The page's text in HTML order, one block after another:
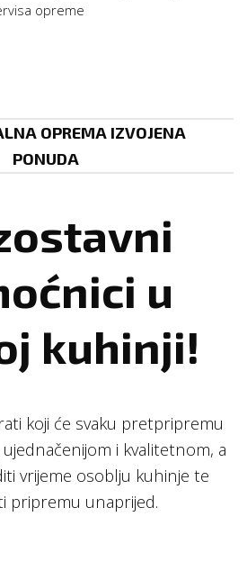
opreme
OPREMA IZVOJENA
PONUDA
u
kuhinji!
koji će svaku pretpripremu
i kvalitetnom, a
vrijeme osoblju kuhinje te
pripremu unaprijed.